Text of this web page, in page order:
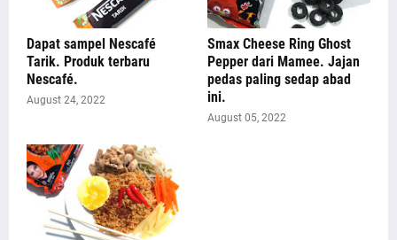
Dapat sampel Nescafé
Tarik. Produk terbaru
Nescafé.
August 24, 2022
Smax Cheese Ring Ghost
Pepper dari Mamee. Jajan
pedas paling sedap abad
ini.
August 05, 2022